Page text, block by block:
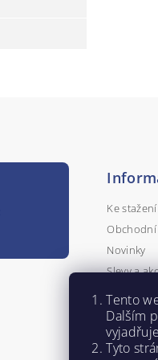
Ke stažení
Novinky
Slevy a
Kontakty
Napište
Tento
Dalším
Tyto